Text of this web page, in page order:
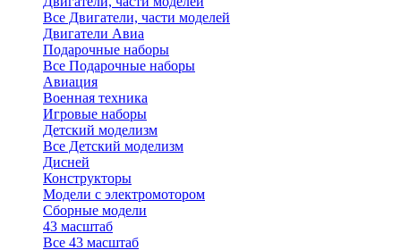
Все Двигатели, части моделей
Двигатели Авиа
Подарочные наборы
Все Подарочные наборы
Авиация
Военная техника
Игровые наборы
Детский моделизм
Все Детский моделизм
Дисней
Конструкторы
Модели с электромотором
Сборные модели
43 масштаб
Все 43 масштаб